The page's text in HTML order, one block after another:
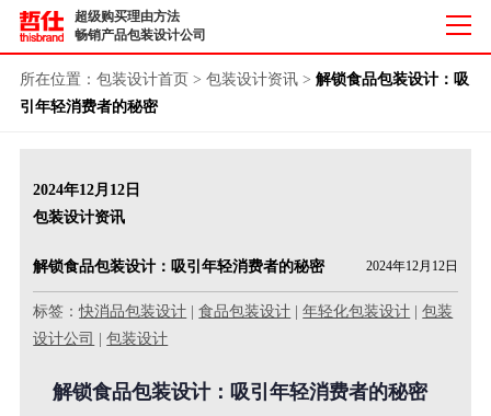
超级购买理由方法
畅销产品包装设计公司
所在位置： 包装设计首页 > 包装设计资讯> 解锁食品包装设计：吸
引年轻消费者的秘密
2024年12月12日
包装设计资讯
解锁食品包装设计：吸引年轻消费者的秘密 2024年12月12日
标签：快消品包装设计 |食品包装设计 |年轻化包装设计 |包装
设计公司
|包装设计
解锁食品包装设计：吸引年轻消费者的秘密